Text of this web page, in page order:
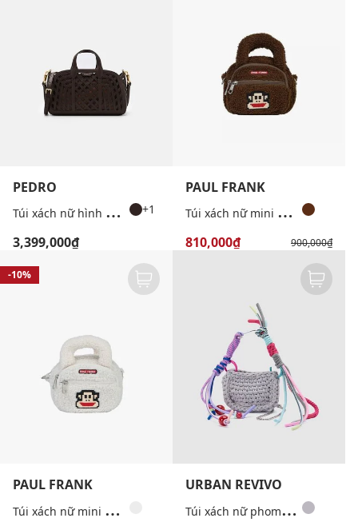
PEDRO
T
úi xách nữ hình thang bo tròn Orion +1
3,399,000₫
PAUL FRANK
T
úi xách nữ mini bo tròn
810,000₫ 900,000₫
-10%
PAUL FRANK
T
úi xách nữ mini bo tròn
URBAN REVIVO
T
úi xách nữ phom chữ nhật phối dây thừng đa sắc